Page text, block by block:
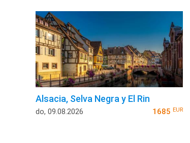
Alsacia, Selva Negra y El Rin
do, 09.08.2026 1685 EUR